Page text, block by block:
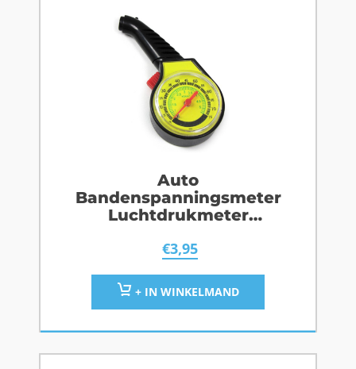
Auto
Bandenspanningsmeter
Luchtdrukmeter
€3,95
+ IN WINKELMAND